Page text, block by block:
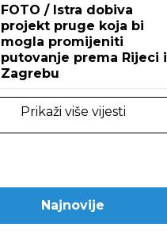
FOTO / Istra dobiva
projekt pruge koja bi
mogla promijeniti
putovanje prema Rijeci i
Zagrebu
Prikaži više vijesti
Najnovije